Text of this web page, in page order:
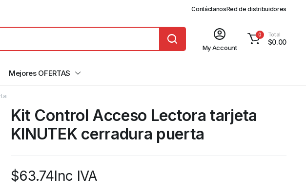
ContáctanosRed de distribuidores
My Account
0 Total
$0.00
Mejores OFERTAS
Kit Control Acceso Lectora tarjeta
KINUTEK cerradura puerta
$63.74Inc IVA